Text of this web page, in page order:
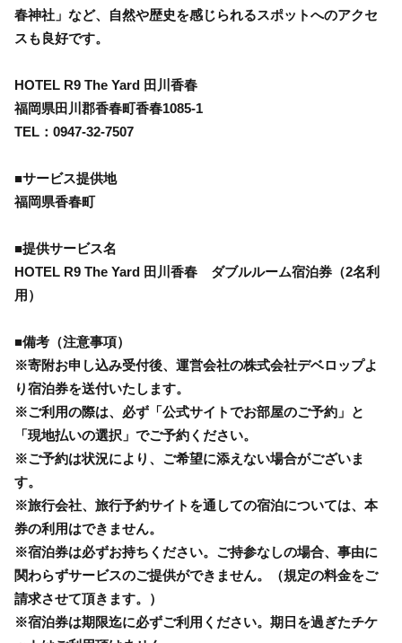
春神社」など、自然や歴史を感じられるスポットへのアクセ
スも良好です。
HOTEL R9 The Yard 田川香春
福岡県田川郡香春町香春1085-1
TEL：0947-32-7507
■サービス提供地
福岡県香春町
■提供サービス名
HOTEL R9 The Yard 田川香春 ダブルルーム宿泊券（2名利
用）
■備考（注意事項）
※寄附お申し込み受付後、運営会社の株式会社デベロップよ
り宿泊券を送付いたします。
※ご利用の際は、必ず「公式サイトでお部屋のご予約」と
「現地払いの選択」でご予約ください。
※ご予約は状況により、ご希望に添えない場合がございま
す。
※旅行会社、旅行予約サイトを通しての宿泊については、本
券の利用はできません。
※宿泊券は必ずお持ちください。ご持参なしの場合、事由に
関わらずサービスのご提供ができません。（規定の料金をご
請求させて頂きます。）
※宿泊券は期限迄に必ずご利用ください。期日を過ぎたチケ